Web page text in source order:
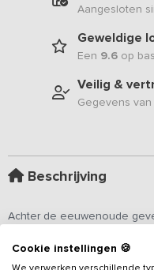
Aangesloten
Geweldige
Een 9.6 op
Veilig &
Gegevens
Beschrijving
Achter de eeuwenoude
oog voor detail zijn 5
luxe badkamer, waar je je
Cookie instellingen 🍪
We verwerken verschillende